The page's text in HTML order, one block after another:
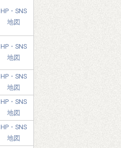
HP・SNS
地図
HP・SNS
地図
HP・SNS
地図
HP・SNS
地図
HP・SNS
地図